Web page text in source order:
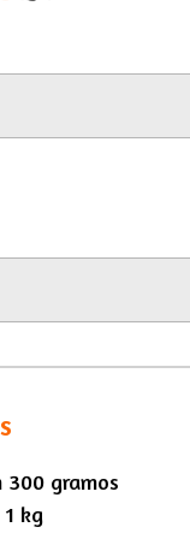
gramos
1 kg